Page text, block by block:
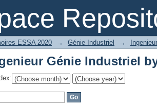
Génie Industriel
ESSA 2020 → Génie Industriel →
Génie Industriel